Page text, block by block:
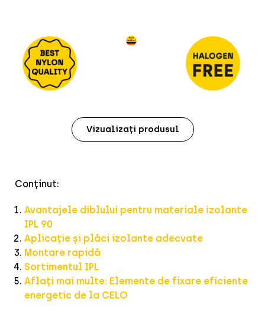
Vizualizați produsul
Conținut:
Avantajele diblului pentru materiale izolante
IPL 90
Aplicație și plăci izolante adecvate
Montare rapidă
Sortimentul IPL
Aflați mai multe: Elemente de fixare eficiente
energetic de la CELO